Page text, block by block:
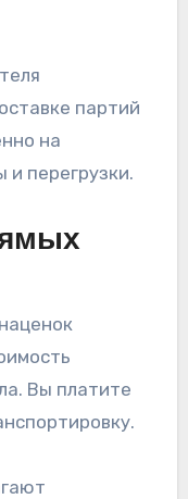
партий
на
и перегрузки.
Вы платите